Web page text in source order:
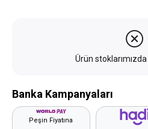
Ürün stoklarımızda
Banka Kampanyaları
Peşin Fiyatına